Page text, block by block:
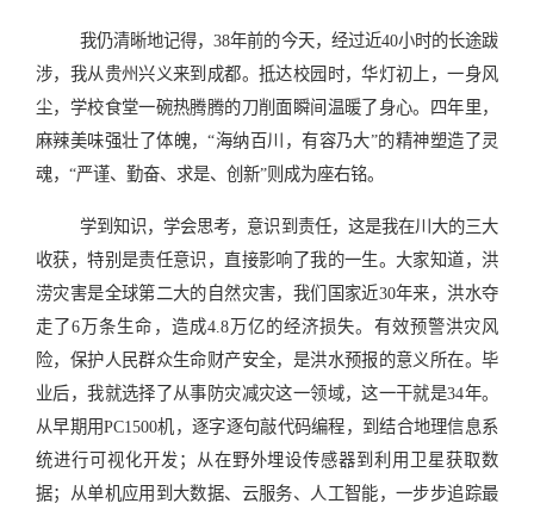
我仍清晰地记得，38年前的今天，经过近40小时的长途跋
涉，我从贵州兴义来到成都。抵达校园时，华灯初上，一身风
尘，学校食堂一碗热腾腾的刀削面瞬间温暖了身心。四年里，
麻辣美味强壮了体魄，“海纳百川，有容乃大”的精神塑造了灵
魂，“严谨、勤奋、求是、创新”则成为座右铭。
学到知识，学会思考，意识到责任，这是我在川大的三大
收获，特别是责任意识，直接影响了我的一生。大家知道，洪
涝灾害是全球第二大的自然灾害，我们国家近30年来，洪水夺
走了6万条生命，造成4.8万亿的经济损失。有效预警洪灾风
险，保护人民群众生命财产安全，是洪水预报的意义所在。毕
业后，我就选择了从事防灾减灾这一领域，这一干就是34年。
从早期用PC1500机，逐字逐句敲代码编程，到结合地理信息系
统进行可视化开发；从在野外埋设传感器到利用卫星获取数
据；从单机应用到大数据、云服务、人工智能，一步步追踪最